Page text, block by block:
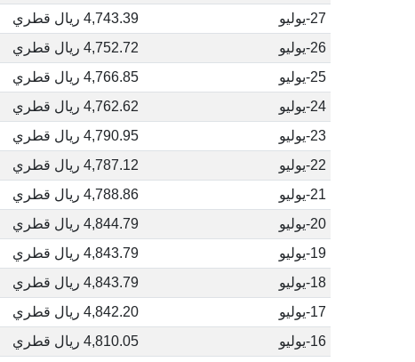
27-يوليو
4,743.39 ريال قطري
26-يوليو
4,752.72 ريال قطري
25-يوليو
4,766.85 ريال قطري
24-يوليو
4,762.62 ريال قطري
23-يوليو
4,790.95 ريال قطري
22-يوليو
4,787.12 ريال قطري
21-يوليو
4,788.86 ريال قطري
20-يوليو
4,844.79 ريال قطري
19-يوليو
4,843.79 ريال قطري
18-يوليو
4,843.79 ريال قطري
17-يوليو
4,842.20 ريال قطري
16-يوليو
4,810.05 ريال قطري